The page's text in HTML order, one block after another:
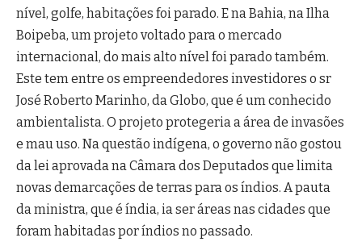
nível, golfe, habitações foi parado. E na Bahia, na Ilha
Boipeba, um projeto voltado para o mercado
internacional, do mais alto nível foi parado também.
Este tem entre os empreendedores investidores o sr
José Roberto Marinho, da Globo, que é um conhecido
ambientalista. O projeto protegeria a área de invasões
e mau uso. Na questão indígena, o governo não gostou
da lei aprovada na Câmara dos Deputados que limita
novas demarcações de terras para os índios. A pauta
da ministra, que é índia, ia ser áreas nas cidades que
foram habitadas por índios no passado.